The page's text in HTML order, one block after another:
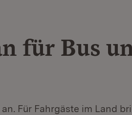
für Bus
Für Fahrgäste im Land